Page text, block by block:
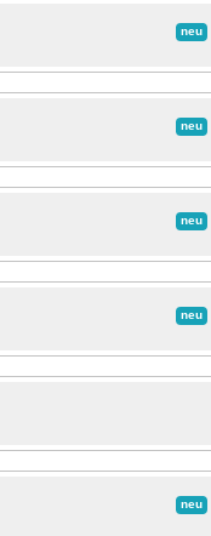
neu
neu
neu
neu
neu